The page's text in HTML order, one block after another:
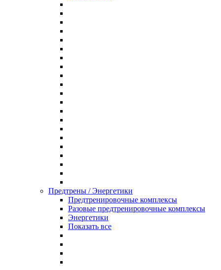
Предтрены / Энергетики
Предтренировочные комплексы
Разовые предтренировочные комплексы
Энергетики
Показать все